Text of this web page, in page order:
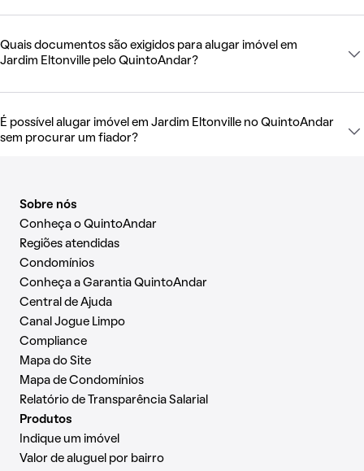
Quais documentos são exigidos para alugar imóvel em
Jardim Eltonville pelo QuintoAndar?
É possível alugar imóvel em Jardim Eltonville no QuintoAndar
sem procurar um fiador?
Sobre nós
Conheça o QuintoAndar
Regiões atendidas
Condomínios
Conheça a Garantia QuintoAndar
Central de Ajuda
Canal Jogue Limpo
Compliance
Mapa do Site
Mapa de Condomínios
Relatório de Transparência Salarial
Produtos
Indique um imóvel
Valor de aluguel por bairro